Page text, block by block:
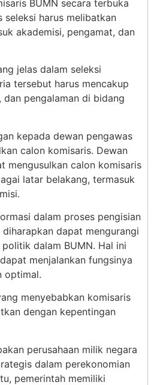
BUMN secara terbuka
seleksi harus melibatkan
akademisi, pengamat, dan
jelas dalam seleksi
tersebut harus mencakup
pengalaman di bidang
kepada dewan pengawas
calon komisaris. Dewan
mengusulkan calon komisaris
latar belakang, termasuk
dalam proses pengisian
dapat mengurangi
dalam BUMN. Hal ini
menjalankan fungsinya
optimal.
menyebabkan komisaris
dengan kepentingan
perusahaan milik negara
dalam perekonomian
pemerintah memiliki